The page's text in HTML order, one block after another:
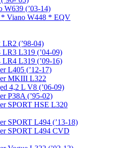
W639 (’03-14)
Viano W448 * EQV
(’98-04)
LR3 L319 (’04-09)
LR4 L319 (’09-16)
L405 (’12-17)
MKIII L322
4,2 L V8 (’06-09)
P38A (’95-02)
SPORT HSE L320
SPORT L494 (’13-18)
SPORT L494 CVD